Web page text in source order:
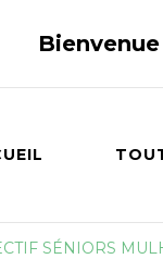
SÉNIORS